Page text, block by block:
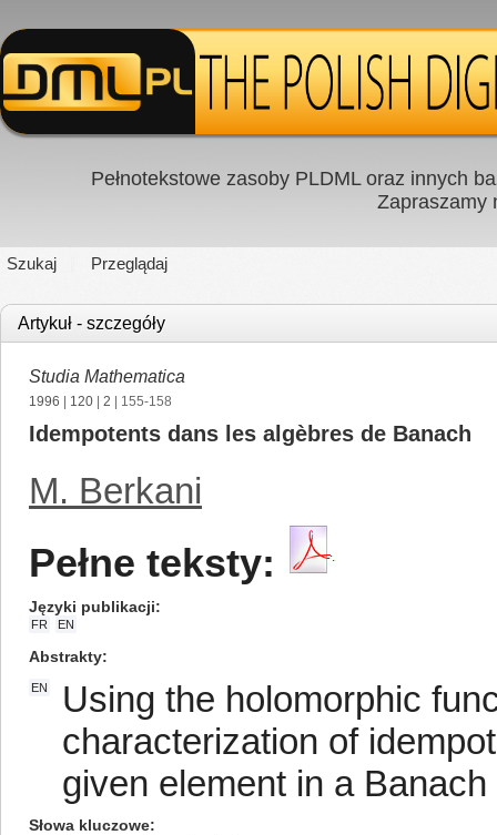
Pełnotekstowe zasoby PLDML oraz innych
Zapraszamy
Szukaj Przeglądaj
Artykuł - szczegóły
Studia Mathematica
1996 120 2 | 155-158
Idempotents dans les algèbres de Banach
M. Berkani
Pełne teksty:
Języki publikacji
FR EN
Abstrakty
EN
Using the holomorphic
characterization of
given element in a
Słowa kluczowe